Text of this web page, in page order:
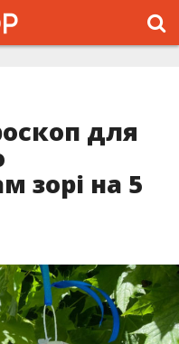
для
зорі на 5